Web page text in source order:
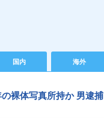
国内 海外
裸体写真所持か 男逮捕